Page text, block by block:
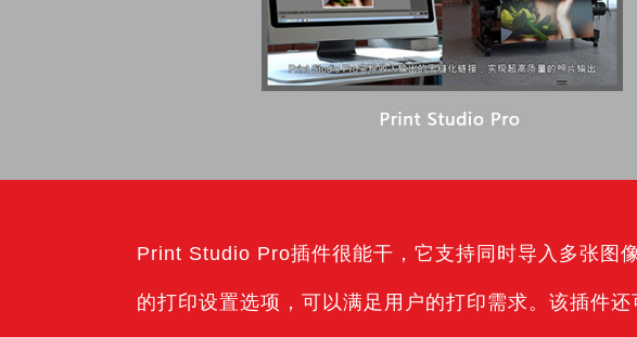
Print Studio Pro插件很能干，它支持同时导入多张图
的打印设置选项，可以满足用户的打印需求。该插件